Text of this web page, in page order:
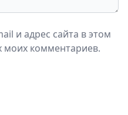
и адрес сайта в этом
моих комментариев.